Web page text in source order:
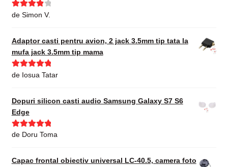
Evaluat la
de Simon V.
Adaptor casti pentru avion, 2 jack 3.5mm tip tata la
mufa jack 3.5mm tip mama
Evaluat la5
de Iosua Tatar
Dopuri silicon casti audio Samsung Galaxy S7 S6
Edge
Evaluat la5
de Doru Toma
Capac frontal obiectiv universal LC-40.5, camera foto